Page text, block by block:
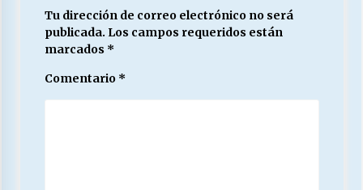
Tu dirección de correo electrónico no será
publicada. Los campos requeridos están
marcados *
Comentario *